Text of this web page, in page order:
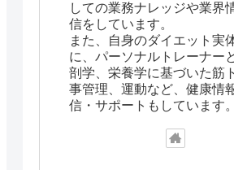
しての業務ナレッジや業界
信をしています。
また、自身のダイエット実
に、パーソナルトレーナー
剖学、栄養学に基づいた筋
事管理、運動など、健康情
信・サポートもしています。